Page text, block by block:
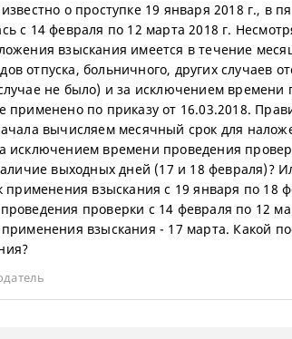
о проступке 19 января 2018 г., в
с 14 февраля по 12 марта 2018 г.
взыскания имеется в течение
отпуска, больничного, других случаев
не было) и за исключением времени
применено по приказу от 16.03.2018.
вычисляем месячный срок для
исключением времени проведения
выходных дней (17 и 18 февраля)?
применения взыскания с 19 января по 18
проверки с 14 февраля по 12
взыскания - 17 марта. Какой